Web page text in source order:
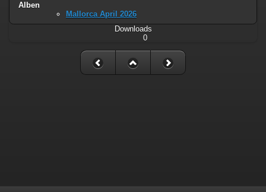
Alben
Mallorca April 2026
Downloads
0